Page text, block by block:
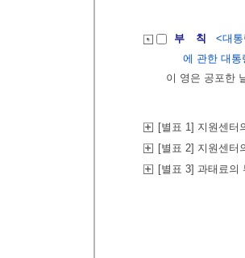
부 칙
<대
에 관한 대통
이 영은 공포한
[별표 1] 지원센터
[별표 2] 지원센터
[별표 3] 과태료의